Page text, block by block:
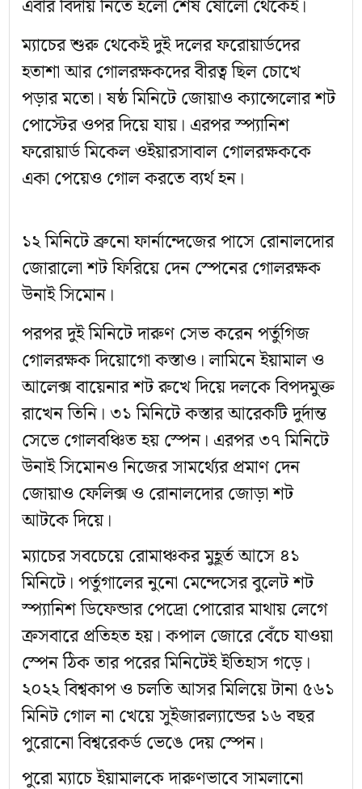
এবার বিদায় নিতে হলো শেষ ষোলো থেকেই।
ম্যাচের শুরু থেকেই দুই দলের ফরোয়ার্ডদের
হতাশা আর গোলরক্ষকদের বীরত্ব ছিল চোখে
পড়ার মতো। ষষ্ঠ মিনিটে জোয়াও ক্যান্সেলোর শট
পোস্টের ওপর দিয়ে যায়। এরপর স্প্যানিশ
ফরোয়ার্ড মিকেল ওইয়ারসাবাল গোলরক্ষককে
একা পেয়েও গোল করতে ব্যর্থ হন।
১২ মিনিটে ব্রুনো ফার্নান্দেজের পাসে রোনালদোর
জোরালো শট ফিরিয়ে দেন স্পেনের গোলরক্ষক
উনাই সিমোন।
পরপর দুই মিনিটে দারুণ সেভ করেন পর্তুগিজ
গোলরক্ষক দিয়োগো কস্তাও। লামিনে ইয়ামাল ও
আলেক্স বায়েনার শট রুখে দিয়ে দলকে বিপদমুক্ত
রাখেন তিনি। ৩১ মিনিটে কস্তার আরেকটি দুর্দান্ত
সেভে গোলবঞ্চিত হয় স্পেন। এরপর ৩৭ মিনিটে
উনাই সিমোনও নিজের সামর্থ্যের প্রমাণ দেন
জোয়াও ফেলিক্স ও রোনালদোর জোড়া শট
আটকে দিয়ে।
ম্যাচের সবচেয়ে রোমাঞ্চকর মুহূর্ত আসে ৪১
মিনিটে। পর্তুগালের নুনো মেন্দেসের বুলেট শট
স্প্যানিশ ডিফেন্ডার পেদ্রো পোরোর মাথায় লেগে
ক্রসবারে প্রতিহত হয়। কপাল জোরে বেঁচে যাওয়া
স্পেন ঠিক তার পরের মিনিটেই ইতিহাস গড়ে।
২০২২ বিশ্বকাপ ও চলতি আসর মিলিয়ে টানা ৫৬১
মিনিট গোল না খেয়ে সুইজারল্যান্ডের ১৬ বছর
পুরোনো বিশ্বরেকর্ড ভেঙে দেয় স্পেন।
পুরো ম্যাচে ইয়ামালকে দারুণভাবে সামলানো